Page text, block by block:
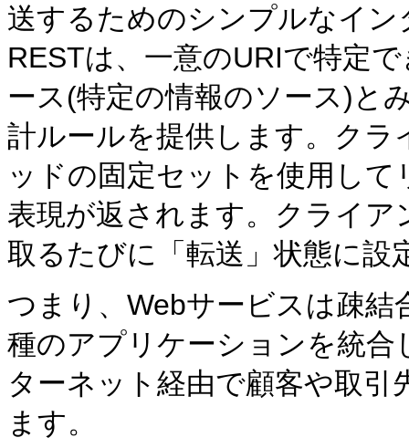
送するためのシンプルなイ
RESTは、一意のURIで特定
ース(特定の情報のソース)と
計ルールを提供します。ク
ッドの固定セットを使用し
表現が返されます。クライ
取るたびに「転送」状態に設
つまり、Webサービスは疎
種のアプリケーションを統
ターネット経由で顧客や取
ます。